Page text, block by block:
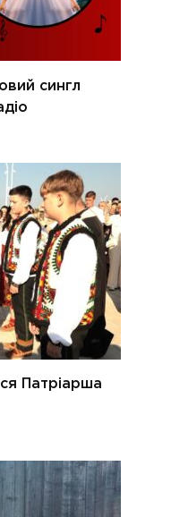
сингл
Патріарша